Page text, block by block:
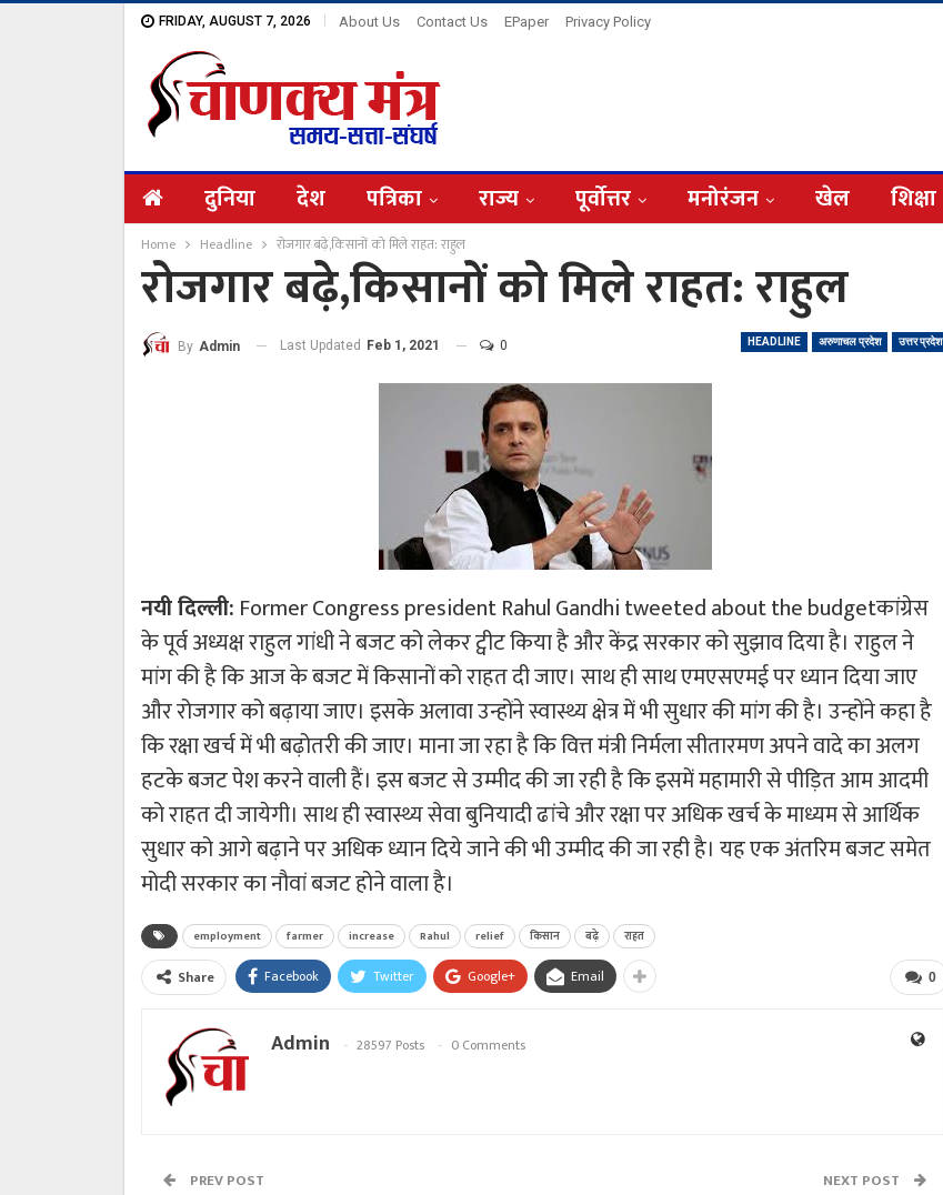
FRIDAY, AUGUST 7, 2026 About Us Contact Us EPaper Privacy Policy
दुनिया देश पत्रिका राज्य पूर्वोत्तर मनोरंजन खेल शिक्षा
Home Headline रोजगार बढ़े,किसानों को मिले राहत: राहुल
रोजगार बढ़े,किसानों को मिले राहत: राहुल
HEADLINE अरुणाचल प्रदेश उत्तर प्रदेश
By Admin Last Updated Feb 1, 2021 0
नयी दिल्ली: Former Congress president Rahul Gandhi tweeted about the budgetकांग्रेस
के पूर्व अध्यक्ष राहुल गांधी ने बजट को लेकर ट्वीट किया है और केंद्र सरकार को सुझाव दिया है। राहुल ने
मांग की है कि आज के बजट में किसानों को राहत दी जाए। साथ ही साथ एमएसएमई पर ध्यान दिया जाए
और रोजगार को बढ़ाया जाए। इसके अलावा उन्होंने स्वास्थ्य क्षेत्र में भी सुधार की मांग की है। उन्होंने कहा है
कि रक्षा खर्च में भी बढ़ोतरी की जाए। माना जा रहा है कि वित्त मंत्री निर्मला सीतारमण अपने वादे का अलग
हटके बजट पेश करने वाली हैं। इस बजट से उम्मीद की जा रही है कि इसमें महामारी से पीड़ित आम आदमी
को राहत दी जायेगी। साथ ही स्वास्थ्य सेवा बुनियादी ढांचे और रक्षा पर अधिक खर्च के माध्यम से आर्थिक
सुधार को आगे बढ़ाने पर अधिक ध्यान दिये जाने की भी उम्मीद की जा रही है। यह एक अंतरिम बजट समेत
मोदी सरकार का नौवां बजट होने वाला है।
employment farmer increase Rahul relief किसान बढ़े राहत
0
Share Facebook Twitter Google+ Email
Admin 28597 Posts 0 Comments
PREV POST NEXT POST